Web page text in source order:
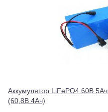
Аккумулятор LiFePO4 60В
(60,8В 4Ач)